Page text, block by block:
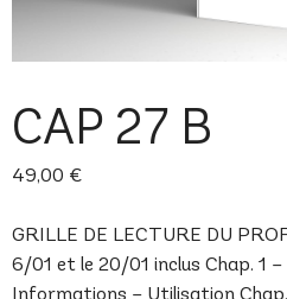
CAP 27 B
49,00 €
GRILLE DE LECTURE DU
6/01 et le 20/01 inclus Chap. 1